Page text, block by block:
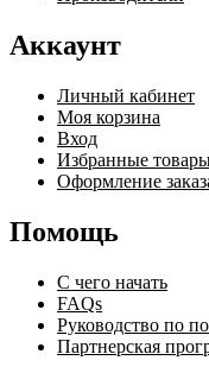
Аккаунт
Личный кабинет
Моя корзина
Вход
Избранные
Оформление
Помощь
С чего начать
FAQs
Руководство по
Партнерская